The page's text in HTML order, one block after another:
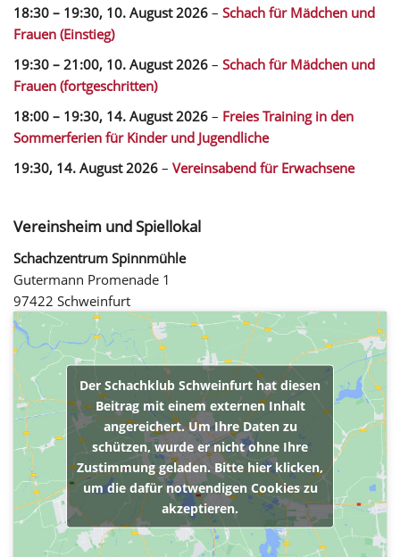
18:30 – 19:30, 10. August 2026 – Schach für Mädchen und
Frauen (Einstieg)
19:30 – 21:00, 10. August 2026 – Schach für Mädchen und
Frauen (fortgeschritten)
18:00 – 19:30, 14. August 2026 – Freies Training in den
Sommerferien für Kinder und Jugendliche
19:30, 14. August 2026 – Vereinsabend für Erwachsene
Vereinsheim und Spiellokal
Schachzentrum Spinnmühle
Gutermann Promenade 1
97422 Schweinfurt
Der Schachklub Schweinfurt hat diesen
Beitrag mit einem externen Inhalt
angereichert. Um Ihre Daten zu
schützen, wurde er nicht ohne Ihre
Zustimmung geladen. Bitte hier klicken,
um die dafür notwendigen Cookies zu
akzeptieren.